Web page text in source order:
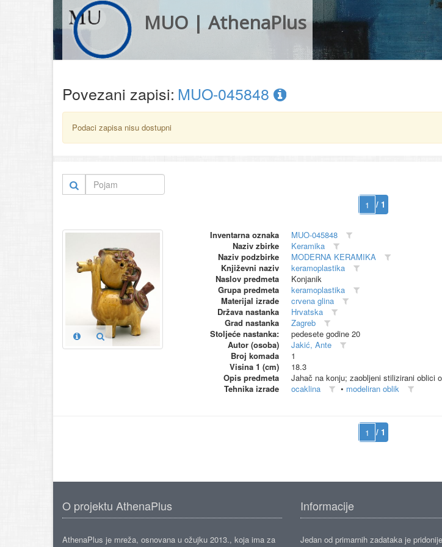
MUO | AthenaPlus
Povezani zapisi: MUO-045848
Podaci zapisa nisu dostupni
/ 1
Inventarna oznaka
MUO-045848
Naziv zbirke
Keramika
Naziv podzbirke
MODERNA KERAMIKA
Književni naziv
keramoplastika
Naslov predmeta
Konjanik
Grupa predmeta
keramoplastika
Materijal izrade
crvena glina
Država nastanka
Hrvatska
Grad nastanka
Zagreb
Stoljeće nastanka:
pedesete godine 20
Autor (osoba)
Jakić, Ante
Broj komada
1
Visina 1 (cm)
18.3
Opis predmeta
Jahač na konju; zaobljeni stilizirani oblici
Tehnika izrade
ocaklina • modeliran oblik
/ 1
O projektu AthenaPlus
AthenaPlus je mreža, osnovana u ožujku 2013., koja ima za
Informacije
Jedan od primarnih zadataka je